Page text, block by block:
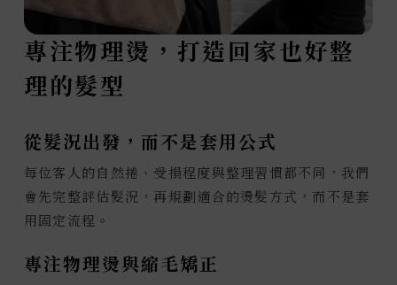
專注物理燙，打造回家也好整
理的髮型
從髮況出發，而不是套用公式
每位客人的自然捲、受損程度與整理習慣都不同，我們
會先完整評估髮況，再規劃適合的燙髮方式，而不是套
用固定流程。
專注物理燙與縮毛矯正